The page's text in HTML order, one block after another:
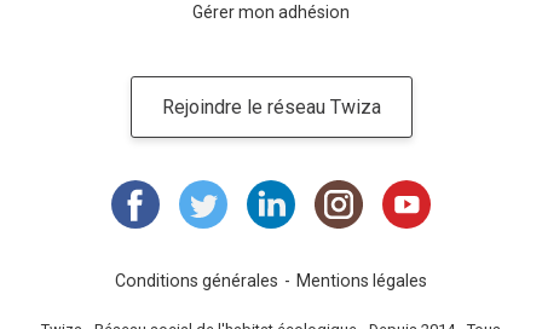
Gérer mon adhésion
Rejoindre le réseau Twiza
Conditions générales Mentions légales